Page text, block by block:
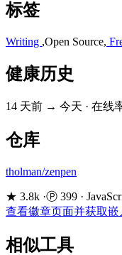
标签
Writing ,Open Source,
健康历史
14 天前 → 今天 · 在线
仓库
tholman/zenpen
★ 3.8k ·Ⓟ 399 ·
查看徽章页面并获取
相似工具